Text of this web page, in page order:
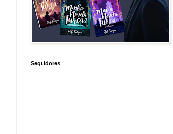
Seguidores